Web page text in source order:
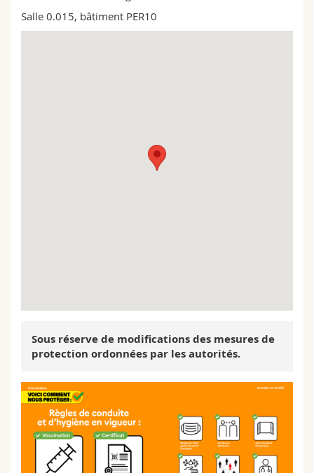
Salle 0.015, bâtiment PER10
Sous réserve de modifications des mesures de
protection ordonnées par les autorités.